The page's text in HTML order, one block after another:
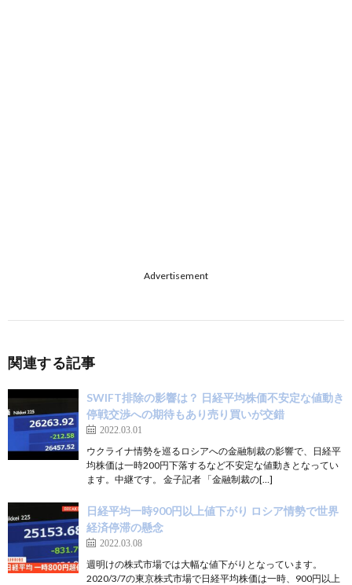
Advertisement
関連する記事
SWIFT排除の影響は？ 日経平均株価不安定な値動き
停戦交渉への期待もあり売り買いが交錯
2022.03.01
ウクライナ情勢を巡るロシアへの金融制裁の影響で、日経平
均株価は一時200円下落するなど不安定な値動きとなってい
ます。中継です。 金子記者 「金融制裁の[…]
日経平均一時900円以上値下がり ロシア情勢で世界
経済停滞の懸念
2022.03.08
週明けの株式市場では大幅な値下がりとなっています。
2020/3/7の東京株式市場で日経平均株価は一時、900円以上